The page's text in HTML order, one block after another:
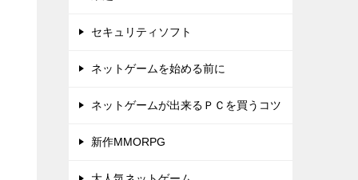
セキュリティソフト
ネットゲームを始める前に
ネットゲームが出来るＰＣを買うコツ
新作MMORPG